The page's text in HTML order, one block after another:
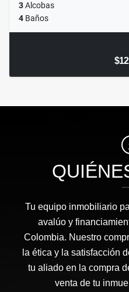
3Alcobas
4 Baños
Tu equipo inmobiliario
avalúo y
Colombia. Nuestro
la ética y la satisfacción
tu aliado en la compra
venta de tu